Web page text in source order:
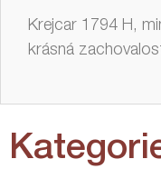
Krejcar 1794 H,
krásná